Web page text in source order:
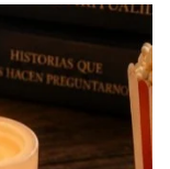
is at Catedral